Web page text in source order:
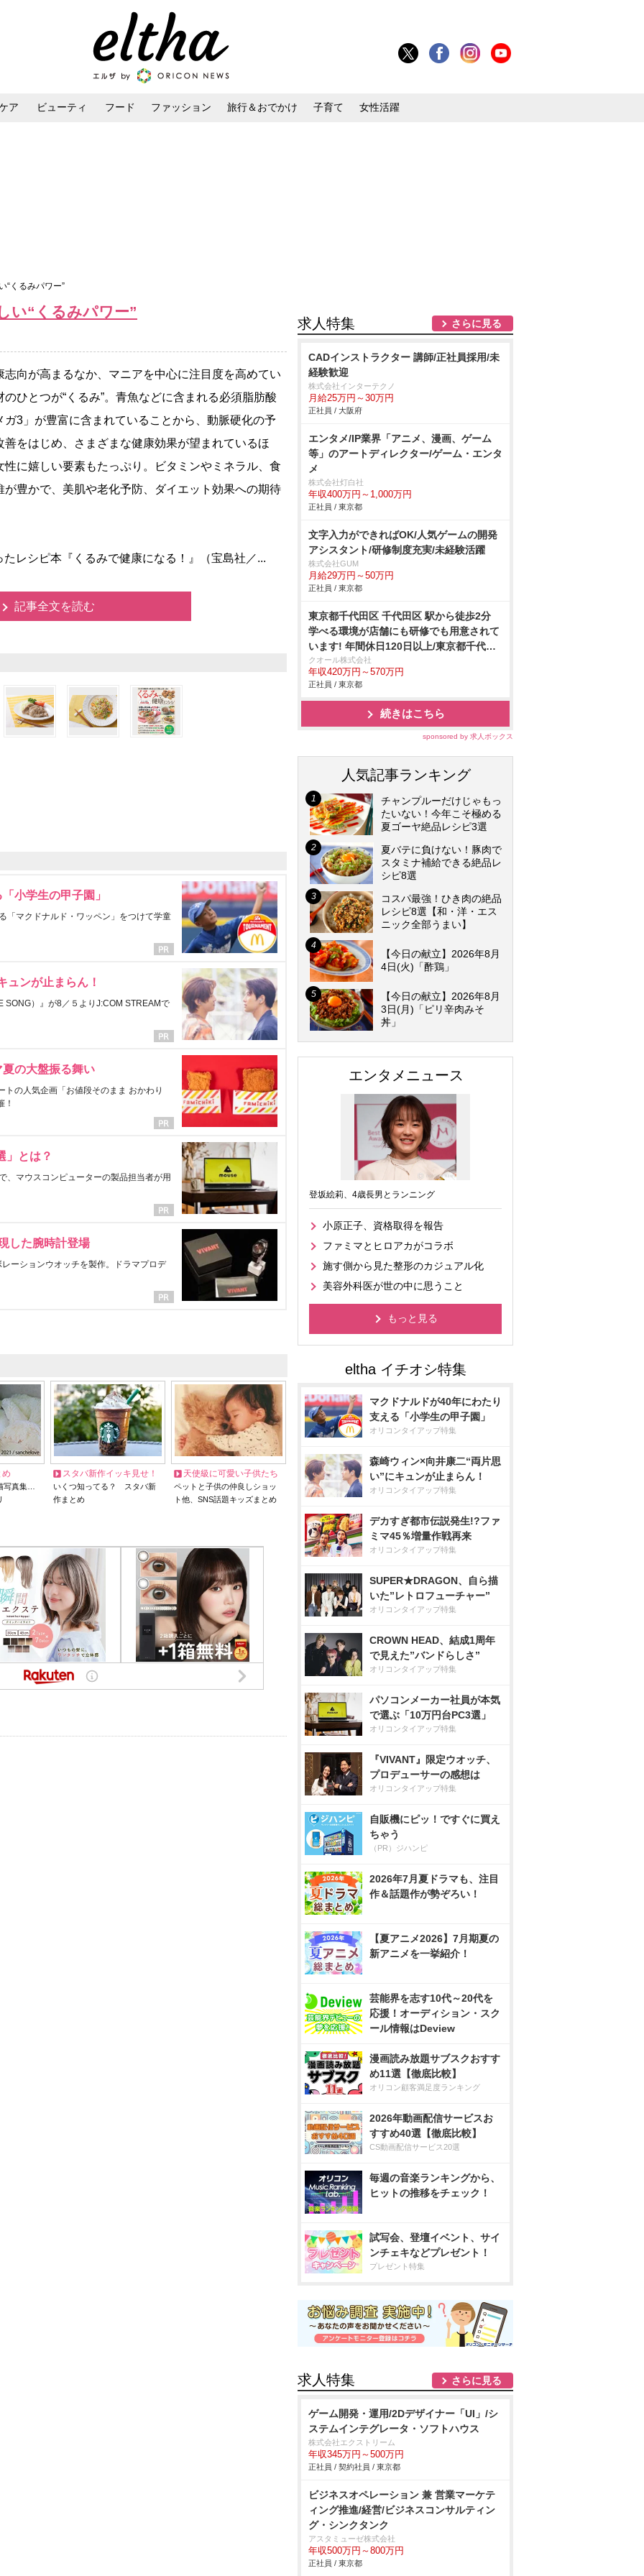
ア ビューティ フード ファッション 旅行＆おでかけ 子育て 女性活躍
“くるみパワー”
い“くるみパワー”
向が高まるなか、マニアを中心に注目度を高めてい
のひとつが“くるみ”。青魚などに含まれる必須脂肪酸
ガ3」が豊富に含まれていることから、動脈硬化の予
善をはじめ、さまざまな健康効果が望まれているほ
性に嬉しい要素もたっぷり。ビタミンやミネラル、食
が豊かで、美肌や老化予防、ダイエット効果への期待
レシピ本『くるみで健康になる！』（宝島社／...
記事全文を読む
小学生の甲子園」
「マクドナルド・ワッペン」をつけて学童
ュンが止まらん！
SONG）』が8／５よりJ:COM STREAMで
の大盤振る舞い
の人気企画「お値段そのまま おかわり
！
」とは？
、マウスコンピューターの製品担当者が用
した腕時計登場
ーションウオッチを製作。ドラマプロデ
め
写真集…
スタバ新作イッキ見せ！
いくつ知ってる？ スタバ新
作まとめ
天使級に可愛い子供たち
ペットと子供の仲良しショッ
ト他、SNS話題キッズまとめ
求人特集 さらに見る
CADインストラクター 講師/正社員採用/未
経験歓迎
株式会社インターテクノ
月給25万円～30万円
正社員 / 大阪府
エンタメ/IP業界「アニメ、漫画、ゲーム
等」のアートディレクター/ゲーム・エンタ
メ
株式会社灯白社
年収400万円～1,000万円
正社員 / 東京都
文字入力ができればOK/人気ゲームの開発
アシスタント/研修制度充実/未経験活躍
株式会社GUM
月給29万円～50万円
正社員 / 東京都
東京都千代田区 千代田区 駅から徒歩2分
学べる環境が店舗にも研修でも用意されて
います! 年間休日120日以上/東京都千代田
区
クオール株式会社
年収420万円～570万円
正社員 / 東京都
続きはこちら
sponsored by 求人ボックス
人気記事ランキング
チャンプルーだけじゃもっ
たいない！今年こそ極める
夏ゴーヤ絶品レシピ3選
夏バテに負けない！豚肉で
スタミナ補給できる絶品レ
シピ8選
コスパ最強！ひき肉の絶品
レシピ8選【和・洋・エス
ニック全部うまい】
【今日の献立】2026年8月
4日(火)「酢鶏」
【今日の献立】2026年8月
3日(月)「ピリ辛肉みそ
丼」
エンタメニュース
登坂絵莉、4歳長男とランニング
小原正子、資格取得を報告
ファミマとヒロアカがコラボ
施す側から見た整形のカジュアル化
美容外科医が世の中に思うこと
もっと見る
マクドナルドが40年にわたり
支える「小学生の甲子園」
オリコンタイアップ特集
森崎ウィン×向井康二“両片思
い”にキュンが止まらん！
オリコンタイアップ特集
デカすぎ都市伝説発生!?ファ
ミマ45％増量作戦再来
オリコンタイアップ特集
SUPER★DRAGON、自ら描
いた”レトロフューチャー”
オリコンタイアップ特集
CROWN HEAD、結成1周年
で見えた”バンドらしさ”
オリコンタイアップ特集
パソコンメーカー社員が本気
で選ぶ「10万円台PC3選」
オリコンタイアップ特集
『VIVANT』限定ウオッチ、
プロデューサーの感想は
オリコンタイアップ特集
自販機にピッ！ですぐに買え
ちゃう
（PR）ジハンピ
2026年7月夏ドラマも、注目
作＆話題作が勢ぞろい！
【夏アニメ2026】7月期夏の
新アニメを一挙紹介！
芸能界を志す10代～20代を
応援！オーディション・スク
ール情報はDeview
漫画読み放題サブスクおすす
め11選【徹底比較】
オリコン顧客満足度ランキング
2026年動画配信サービスお
すすめ40選【徹底比較】
CS動画配信サービス20選
毎週の音楽ランキングから、
ヒットの推移をチェック！
試写会、登壇イベント、サイ
ンチェキなどプレゼント！
プレゼント特集
求人特集 さらに見る
ゲーム開発・運用/2Dデザイナー「UI」/シ
ステムインテグレータ・ソフトハウス
株式会社エクストリーム
年収345万円～500万円
正社員 / 契約社員 / 東京都
ビジネスオペレーション 兼 営業マーケテ
ィング推進/経営/ビジネスコンサルティン
グ・シンクタンク
アスタミューゼ株式会社
年収500万円～800万円
正社員 / 東京都